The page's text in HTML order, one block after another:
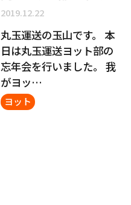
2019.12.22
丸玉運送の玉山です。 本
日は丸玉運送ヨット部の
忘年会を行いました。 我
がヨッ…
ヨット